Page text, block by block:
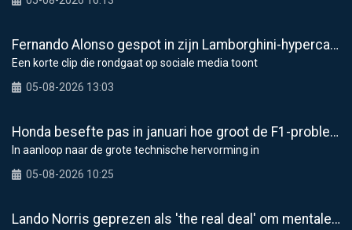
Fernando Alonso gespot in zijn Lamborghini-hypercar van 5,9 miljoen dollar in Monaco
Een korte clip die rondgaat op sociale media toont
05-08-2026 13:03
Honda besefte pas in januari hoe groot de F1-problemen waren
In aanloop naar de grote technische hervorming in
05-08-2026 10:25
Lando Norris geprezen als 'the real deal' om mentale weerbaarheid